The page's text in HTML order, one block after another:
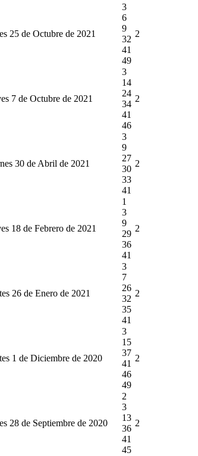
25 de Octubre de 2021
3
6
9
32
41
49
2
7 de Octubre de 2021
3
14
24
34
41
46
2
30 de Abril de 2021
3
9
27
30
33
41
2
18 de Febrero de 2021
1
3
9
29
36
41
2
26 de Enero de 2021
3
7
26
32
35
41
2
1 de Diciembre de 2020
3
15
37
41
46
49
2
28 de Septiembre de 2020
2
3
13
36
41
45
2